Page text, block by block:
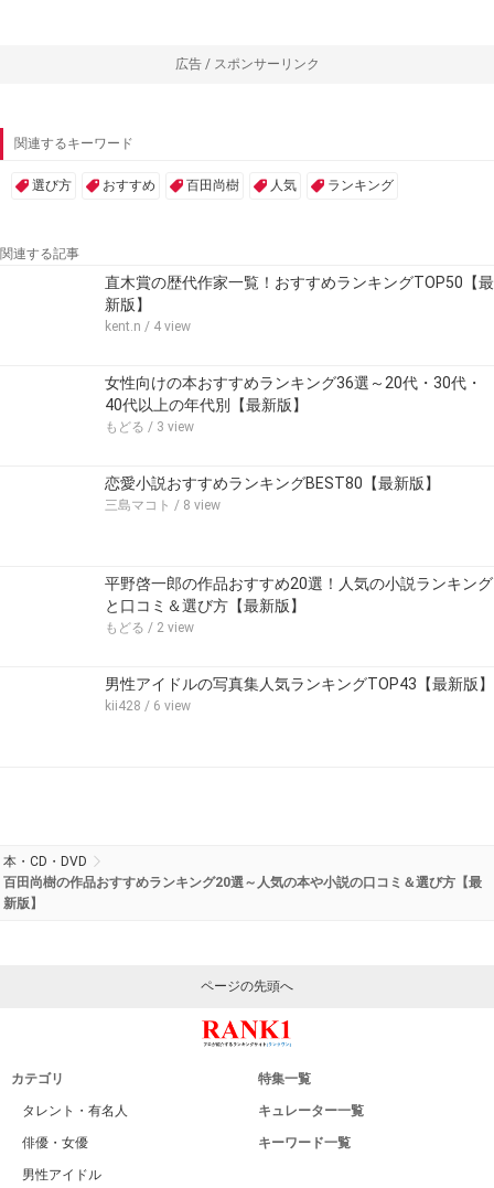
広告 / スポンサーリンク
関連するキーワード
選び方 おすすめ 百田尚樹 人気 ランキング
関連する記事
直木賞の歴代作家一覧！おすすめランキングTOP50【最
新版】
kent.n / 4 view
女性向けの本おすすめランキング36選～20代・30代・
40代以上の年代別【最新版】
もどる / 3 view
恋愛小説おすすめランキングBEST80【最新版】
三島マコト / 8 view
平野啓一郎の作品おすすめ20選！人気の小説ランキング
と口コミ＆選び方【最新版】
もどる / 2 view
男性アイドルの写真集人気ランキングTOP43【最新版】
kii428 / 6 view
本・CD・DVD
百田尚樹の作品おすすめランキング20選～人気の本や小説の口コミ＆選び方【最
新版】
ページの先頭へ
カテゴリ
タレント・有名人
俳優・女優
男性アイドル
特集一覧
キュレーター一覧
キーワード一覧